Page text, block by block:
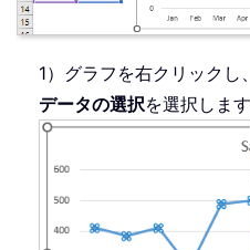
1）グラフを右クリック
データの選択を選択します